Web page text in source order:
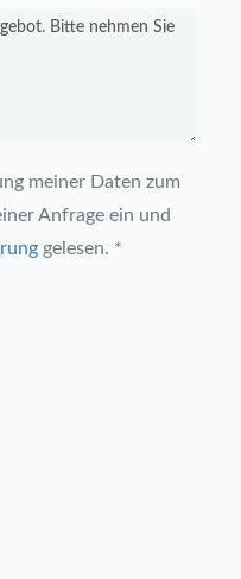
meiner Daten zum
Anfrage ein und
gelesen. *